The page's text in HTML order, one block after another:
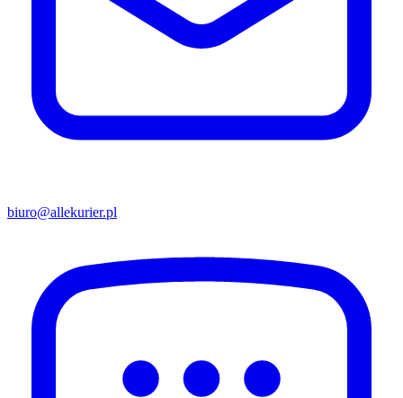
biuro@allekurier.pl